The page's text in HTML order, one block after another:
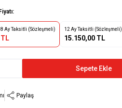
Ay Taksitli (Sözleşmeli) 12 Ay Taksitli (Sözleşmeli)
15.150,00 TL
Sepete Ekle
Paylaş